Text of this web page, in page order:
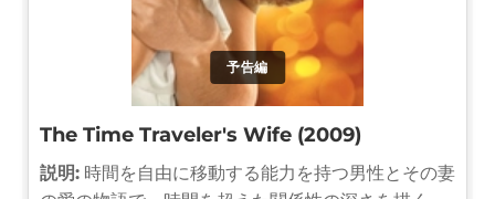
予告編
The Time Traveler's Wife (2009)
説明: 時間を自由に移動する能力を持つ男性とその妻